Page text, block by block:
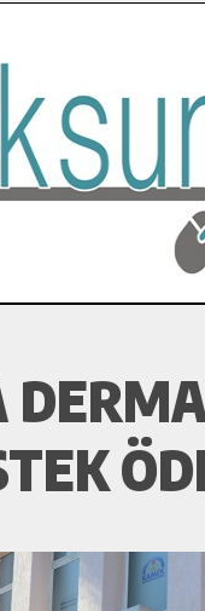
Karakaya’dan
Sona Doğru.